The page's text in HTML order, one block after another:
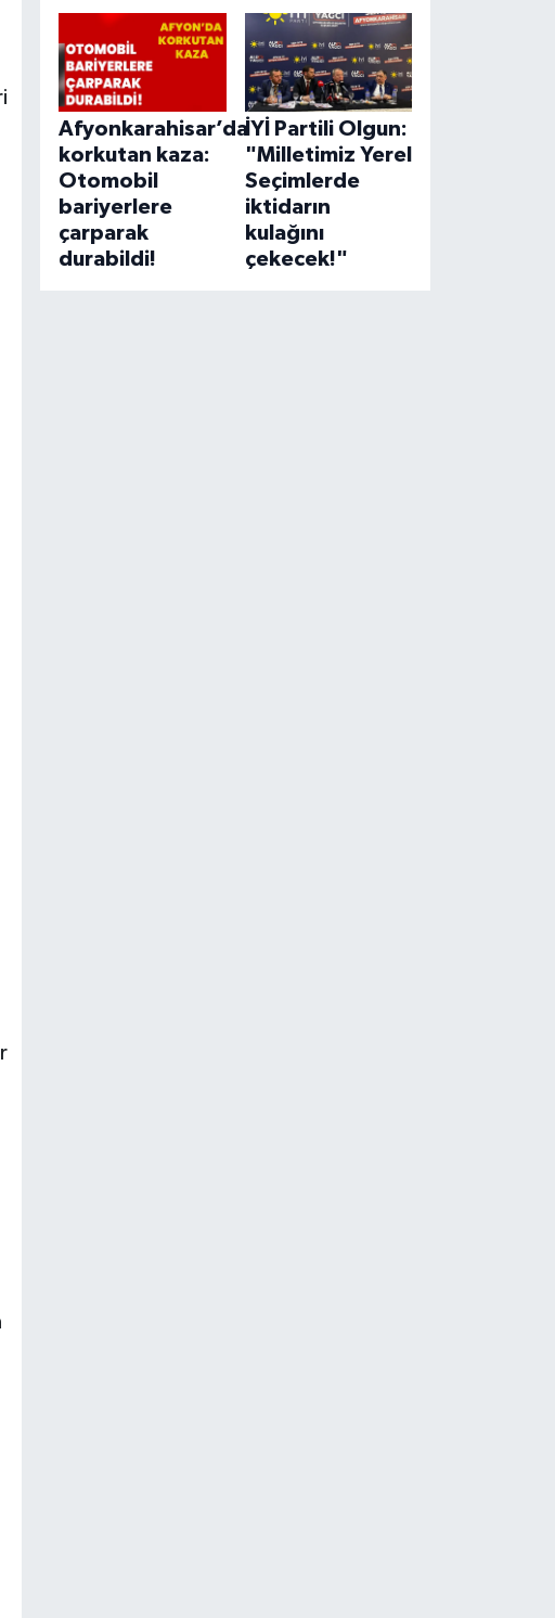
Afyonkarahisar’da
korkutan kaza:
Otomobil
bariyerlere
çarparak
durabildi!
İYİ Partili Olgun:
"Milletimiz Yerel
Seçimlerde
iktidarın
kulağını
çekecek!"